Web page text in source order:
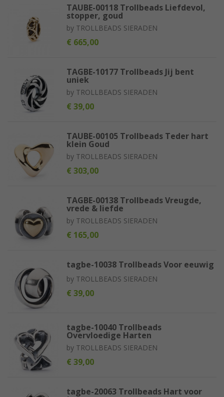
TAUBE-00118 Trollbeads Liefdevol,
stopper, goud
by TROLLBEADS SIERADEN
€ 665,00
TAGBE-10177 Trollbeads Jij bent
uniek
by TROLLBEADS SIERADEN
€ 39,00
TAUBE-00105 Trollbeads Teder hart
klein Goud
by TROLLBEADS SIERADEN
€ 303,00
TAGBE-00138 Trollbeads Vreugde,
vrede & liefde
by TROLLBEADS SIERADEN
€ 165,00
tagbe-10038 Trollbeads Voor eeuwig
by TROLLBEADS SIERADEN
€ 39,00
tagbe-10040 Trollbeads
Overvloedige Harten
by TROLLBEADS SIERADEN
€ 39,00
tagbe-20063 Trollbeads Hart voor